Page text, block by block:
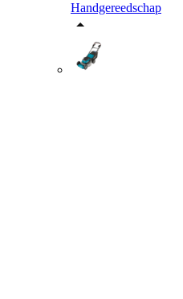
Handgereedschap